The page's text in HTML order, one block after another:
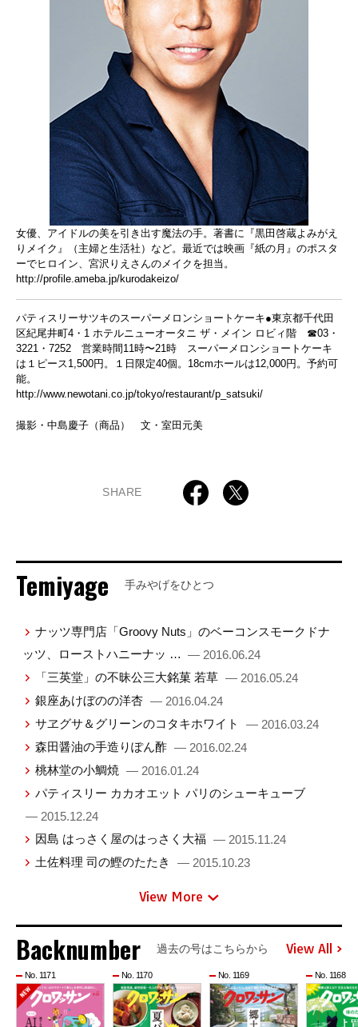
女優、アイドルの美を引き出す魔法の手。著書に『黒田啓蔵よみがえ
りメイク』（主婦と生活社）など。最近では映画『紙の月』のポスタ
ーでヒロイン、宮沢りえさんのメイクを担当。
http://profile.ameba.jp/kurodakeizo/
パティスリーサツキのスーパーメロンショートケーキ●東京都千代田
区紀尾井町4・1 ホテルニューオータニ ザ・メイン ロビィ階 ☎03・
3221・7252 営業時間11時〜21時 スーパーメロンショートケーキ
は１ピース1,500円。１日限定40個。18cmホールは12,000円。予約可
能。
http://www.newotani.co.jp/tokyo/restaurant/p_satsuki/
撮影・中島慶子（商品） 文・室田元美
SHARE
Temiyage 手みやげをひとつ
ナッツ専門店「Groovy Nuts」のベーコンスモークドナ
ッツ、ローストハニーナッ … — 2016.06.24
「三英堂」の不昧公三大銘菓 若草 — 2016.05.24
銀座あけぼのの洋杏 — 2016.04.24
サヱグサ＆グリーンのコタキホワイト
— 2016.03.24
森田醤油の手造りぽん酢 — 2016.02.24
桃林堂の小鯛焼 — 2016.01.24
パティスリー カカオエット パリのシューキューブ
— 2015.12.24
因島 はっさく屋のはっさく大福 — 2015.11.24
土佐料理 司の鰹のたたき
— 2015.10.23
View More
Backnumber 過去の号はこちらから View All
No. 1171 No. 1170 No. 1169 No. 1168